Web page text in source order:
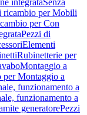
integrataSenza
ricambio per Mobili
per Con
Pezzi di
Elementi
Rubinetterie per
Montaggio a
per Montaggio a
funzionamento a
funzionamento a
generatorePezzi